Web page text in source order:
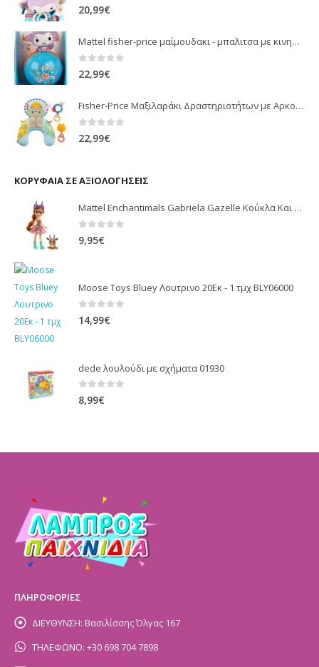
0 out of 5
20,99€
Mattel fisher-price μαίμουδακι - μπαλιτσα με κινηση JLB95
22,99€
Fisher-Price Μαξιλαράκι Δραστηριοτήτων με Αρκουδάκι (JHB44)
22,99€
ΚΟΡΥΦΑΊΑ ΣΕ ΑΞΙΟΛΟΓΉΣΕΙΣ
Mattel Enchantimals Gabriela Gazelle Κούκλα Και Racer Ζωάκι Φιλαράκι Κούκλες FNH22 / GTM26
9,95€
Moose Toys Bluey Λουτρινο 20Εκ - 1 τμχ BLY06000
0 out of 5
14,99€
dede λουλούδι με σχήματα 01930
0 out of 5
8,99€
ΠΛΗΡΟΦΟΡΙΕΣ
ΔΙΕΥΘΥΝΣΗ: Βασιλίσσης Όλγας 167
ΤΗΛΕΦΩΝΟ: +30 698 704 7898